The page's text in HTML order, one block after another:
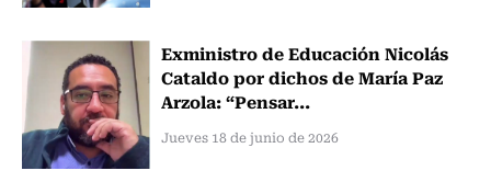
Exministro de Educación Nicolás
Cataldo por dichos de María Paz
Arzola: “Pensar...
Jueves 18 de junio de 2026